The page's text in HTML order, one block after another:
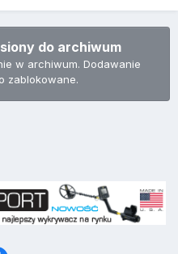
do archiwum
w archiwum. Dodawanie
zablokowane.